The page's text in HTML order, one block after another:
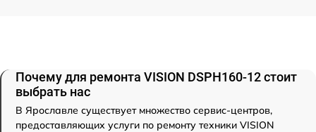
Почему для ремонта VISION DSPH160-12 стоит
выбрать нас
В Ярославле существует множество сервис-центров,
предоставляющих услуги по ремонту техники VISION